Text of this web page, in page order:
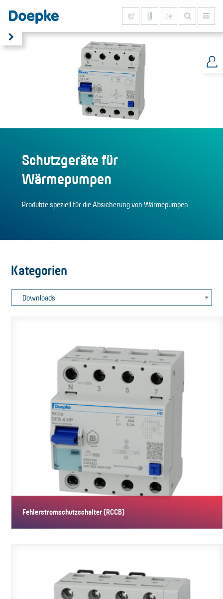
de
Schutzgeräte für
Wärmepumpen
Produkte speziell für die Absicherung von Wärmepumpen.
Kategorien
Downloads
Fehlerstromschutzschalter (RCCB)
Fehlerstromschutzschalter speziell für die Absicherung von